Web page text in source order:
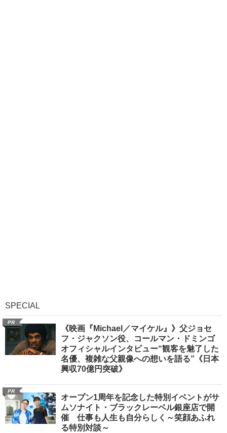
SPECIAL
PR
《映画『Michael／マイケル』》父ジョセ
フ・ジャクソン役、コールマン・ドミンゴ
オフィシャルインタビュー“観客を魅了した
名優、複雑な父親像への想いを語る”《日本
興収70億円突破》
PR
オープン1周年を記念した特別イベントがサ
ムソナイト・ブラックレーベル銀座店で開
催 仕事も人生も自分らしく～笑顔あふれ
る特別対談～